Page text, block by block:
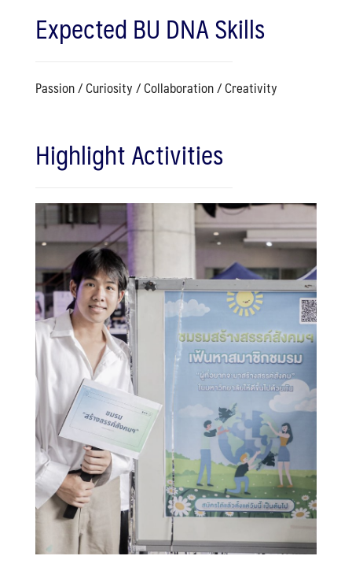
Search
for:
Search
Expected BU DNA Skills
Passion / Curiosity / Collaboration / Creativity
Highlight Activities